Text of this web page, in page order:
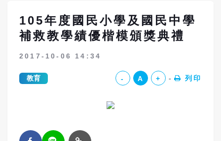
105年度國民小學及國民中學
補救教學績優楷模頒獎典禮
2017-10-06 14:34
教育 - A + 列印